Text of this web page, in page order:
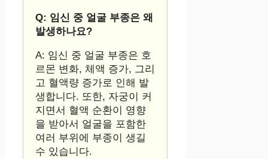
Q: 임신 중 얼굴 부종은 왜
발생하나요?
A: 임신 중 얼굴 부종은 호
르몬 변화, 체액 증가, 그리
고 혈액량 증가로 인해 발
생합니다. 또한, 자궁이 커
지면서 혈액 순환이 영향
을 받아서 얼굴을 포함한
여러 부위에 부종이 생길
수 있습니다.